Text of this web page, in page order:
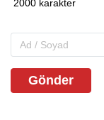
Gönder